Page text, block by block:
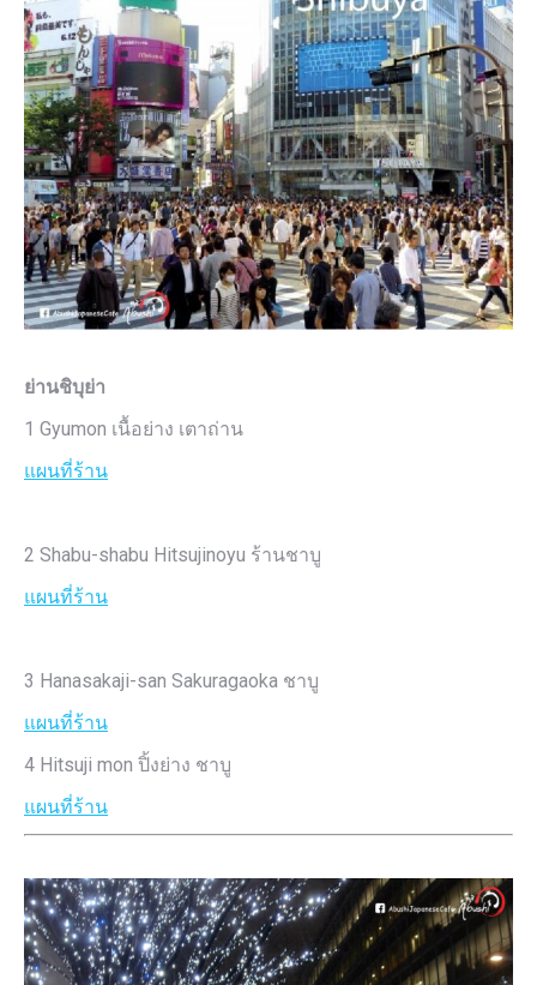
ย่านชิบุย่า
1 Gyumon เนื้อย่าง เตาถ่าน
แผนที่ร้าน
2 Shabu-shabu Hitsujinoyu ร้านชาบู
แผนที่ร้าน
3 Hanasakaji-san Sakuragaoka ชาบู
แผนที่ร้าน
4 Hitsuji mon ปิ้งย่าง ชาบู
แผนที่ร้าน